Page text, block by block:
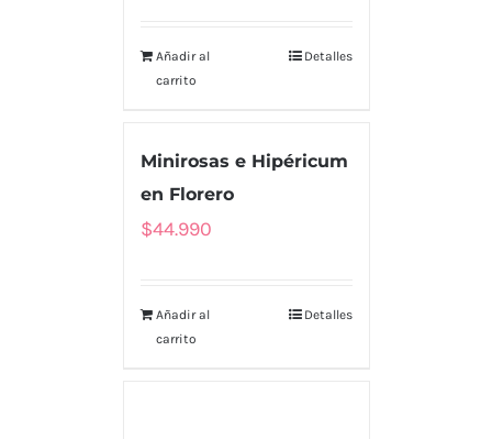
Añadir al
carrito
Detalles
Minirosas e Hipéricum
en Florero
$44.990
Añadir al
carrito
Detalles